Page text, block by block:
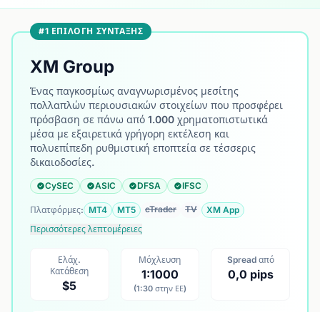
#1 ΕΠΙΛΟΓΉ ΣΎΝΤΑΞΗΣ
XM Group
Ένας παγκοσμίως αναγνωρισμένος μεσίτης
πολλαπλών περιουσιακών στοιχείων που προσφέρει
πρόσβαση σε πάνω από 1.000 χρηματοπιστωτικά
μέσα με εξαιρετικά γρήγορη εκτέλεση και
πολυεπίπεδη ρυθμιστική εποπτεία σε τέσσερις
δικαιοδοσίες.
CySEC ASIC DFSA IFSC
Πλατφόρμες: MT4 MT5 cTrader TV
XM App
Περισσότερες λεπτομέρειες
Ελάχ.
Κατάθεση
$5
Μόχλευση
1:1000
(1:30 στην ΕΕ)
Spread από
0,0 pips